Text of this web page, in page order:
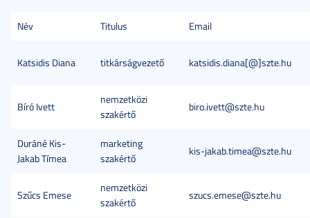
Név Titulus Email
Katsidis Diana titkárságvezető katsidis.diana[@]szte.hu
Bíró Ivett
nemzetközi
szakértő
biro.ivett@szte.hu
Duráné Kis-
Jakab Tímea
marketing
szakértő
kis-jakab.timea@szte.hu
Szűcs Emese
nemzetközi
szakértő
szucs.emese@szte.hu